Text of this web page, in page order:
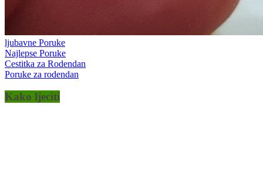
ljubavne Poruke
Najlepse Poruke
Cestitka za Rodendan
Poruke za rodendan
Kako ljeciti